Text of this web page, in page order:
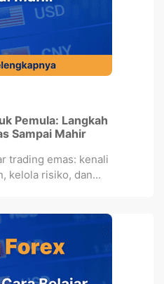
Pemula: Langkah
Sampai Mahir
trading emas: kenali
kelola risiko, dan...